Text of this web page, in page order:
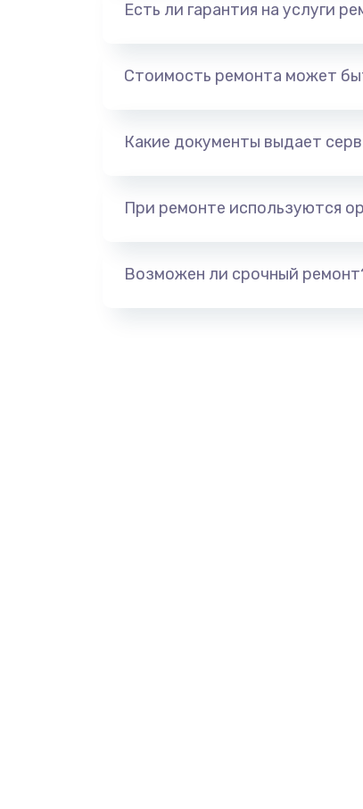
Замена видеоадаптера
Ремонт капиллярной
Замена блока питания
Есть ли гарантия на услуги
Стоимость ремонта может
Какие документы выдает
При ремонте используются
Возможен ли срочный